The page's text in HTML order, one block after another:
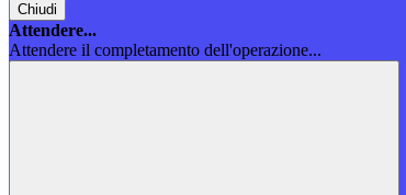
Chiudi
Attendere...
Attendere il completamento dell'operazione...